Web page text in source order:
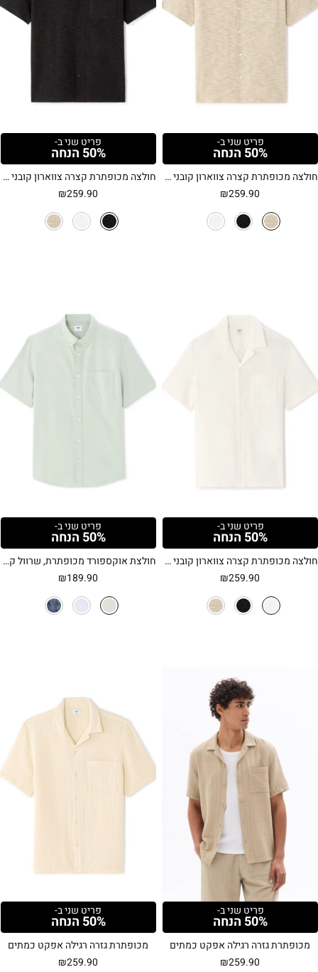
פריט שני ב-
50% הנחה
חולצה מכופתרת קצרה צווארון קובני וטקסטורה ייחודית – בז'
₪259.90
פריט שני ב-
50% הנחה
חולצה מכופתרת קצרה צווארון קובני וטקסטורה ייחודית – שחור
₪259.90
פריט שני ב-
50% הנחה
חולצה מכופתרת קצרה צווארון קובני וטקסטורה ייחודית – שחור
₪259.90
פריט שני ב-
50% הנחה
חולצת אוקספורד מכופתרת, שרוול קצר, גזרה רגילה, 100% כותנה – ירוק מרווה
₪189.90
פריט שני ב-
50% הנחה
מכופתרת גזרה רגילה אפקט כמתים
₪259.90
פריט שני ב-
50% הנחה
מכופתרת גזרה רגילה אפקט כמתים
₪259.90